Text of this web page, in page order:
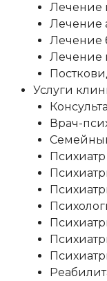
Лечение
Лечение
Лечение
Лечение
Услуги
Врач-